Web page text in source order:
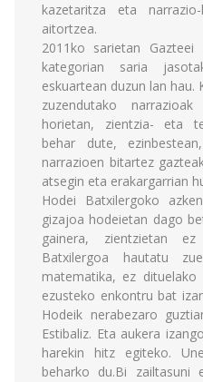
kazetaritza eta
aitortzea.
2011ko sarietan Gazteei
kategorian saria
eskuartean duzun lan
zuzendutako
horietan, zientzia- eta
behar dute,
narrazioen bitartez
atsegin eta erakargarrian
Hodei Batxilergoko
gizajoa hodeietan dago
gainera, zientzietan
Batxilergoa hautatu
matematika, ez dituelako
ezusteko enkontru bat
Hodeik nerabezaro
Estibaliz. Eta aukera
harekin hitz egiteko.
beharko du.Bi zailtasuni